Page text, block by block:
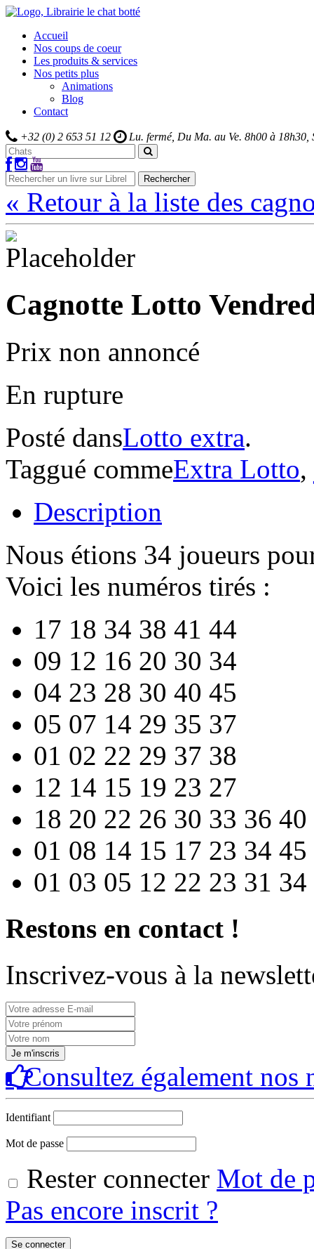
Accueil
Nos coups de coeur
Les produits & services
Nos petits plus
Animations
Blog
Contact
+32 (0) 2 653 51 12 Lu. fermé, Du Ma. au Ve. 8h00 à 18h30,
Rechercher
« Retour à la liste des
Cagnotte Lotto
Prix non annoncé
En rupture
Posté dansLotto extra.
Taggué commeExtra Lotto,
Description
Nous étions 34 joueurs
Voici les numéros tirés :
17 18 34 38 41 44
09 12 16 20 30 34
04 23 28 30 40 45
05 07 14 29 35 37
01 02 22 29 37 38
12 14 15 19 23 27
18 20 22 26 30 33 36
01 08 14 15 17 23 34 45
01 03 05 12 22 23 31 34
Restons en contact !
Inscrivez-vous à la
Consultez également nos
Identifiant
Mot de passe
Rester connecter Mot de
Pas encore inscrit ?